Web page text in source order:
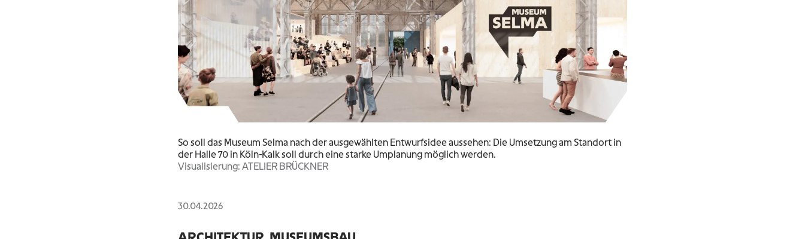
So soll das Museum Selma nach der ausgewählten Entwurfsidee aussehen: Die Umsetzung am Standort in
der Halle 70 in Köln-Kalk soll durch eine starke Umplanung möglich werden.
Visualisierung: ATELIER BRÜCKNER
30.04.2026